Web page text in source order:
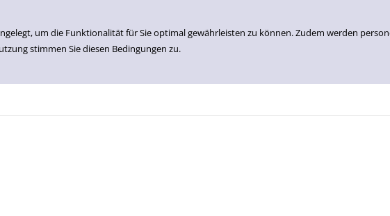
um die Funktionalität für Sie optimal gewährleisten zu können. Zudem werden
stimmen Sie diesen Bedingungen zu.